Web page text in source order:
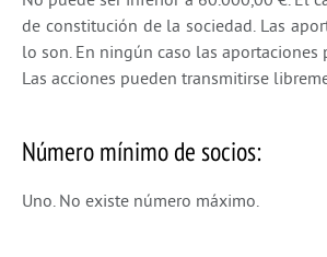
de constitución de la sociedad. Las
lo son. En ningún caso las
Las acciones pueden transmitirse
Número mínimo de socios:
Uno. No existe número máximo.